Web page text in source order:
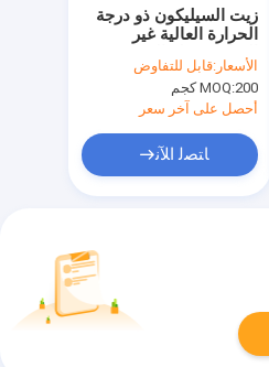
زيت السيليكون ذو درجة
الحرارة العالية غير
السامة وصلة الختم
الفريدة 0.945 الكثافة
الأسعار:قابل للتفاوض
MOQ:200 كجم
أحصل على آخر سعر
ﺎﺘﺼﻟ ﺍﻶﻧ